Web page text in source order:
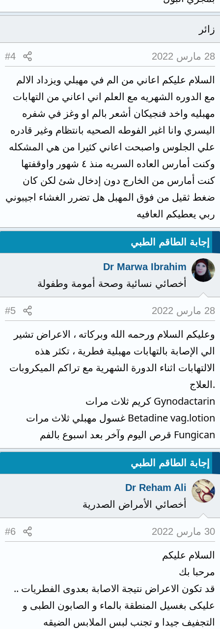
زائر
28 مارس 2022 #4
السلام عليكم اعاني من الم في مهبلي ويزداد الالم
مع الدوره الشهريه مع العلم اني اعاني من التهابات
مهبليه واخد فنجيكان أشعر بالم او وغز في شفره
اليسري وانا اغير الفوطه الصحيه بانتظام وغير قادره
علي الجلوس واصبحت اعاني كثيرا من هي المشكله
وكنت أمارس العاده السريه منذ ٤ شهور واوقفتها
كنت أمارس من الخارج دون إدخال شئ لكن كان
ضغط ثقيل من فوق المهبل هل تضرر الغشاء اجيبوني
ربي يعطيكم العافيه
إجابة الطاقم الطبي
Dr Marwa Ibrahim
أخصائي نسائية وصحة أمومة وطفولة
28 مارس 2022 #5
وعليكم السلام ورحمه الله وبركاته ، الاعراض تشير
الي الإصابة بالتهابات مهبلية فطرية ، تكثر هذه
الالتهابات اثناء الدورة الشهرية مع تراكم الميكروبات
.العلاج
Gynodactarin كريم ثلاث مرات
Betadine vag.lotion غسول مهبلي ثلاث مرات
Fungican قرص اليوم وآخر بعد اسبوع بالفم
إجابة الطاقم الطبي
Dr Reham Ali
أخصائي الأمراض الصدرية
30 مارس 2022 #6
السلام عليكم
مرحبا بك
قد تكون الاعراض نتيجة الاصابة بعدوى الفطريات ..
عليكى بغسيل المنطقة بالماء و الصابون الطبى و
التجفيف جيدا و تجنب لبس الملابس الضيقه